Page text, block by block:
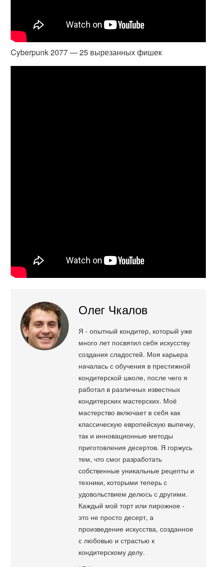
Cyberpunk 2077 — 25 вырезанных фишек
Олег Чкалов
Я - опытный кондитер, который уже
много лет посвятил себя искусству
создания сладостей. Моя карьера
началась с обучения в престижной
кондитерской школе, после чего я
работал в различных известных
кондитерских мастерских. Моё
мастерство включает в себя как
классическую европейскую выпечку,
так и инновационные методы
приготовления десертов. Я горжусь
тем, что смог разработать
собственные уникальные рецепты и
техники, которыми теперь с
удовольствием делюсь с другими.
Каждый мой торт или пирожное -
это не просто десерт, а
произведение искусства, созданное
с любовью и страстью к
кондитерскому делу.